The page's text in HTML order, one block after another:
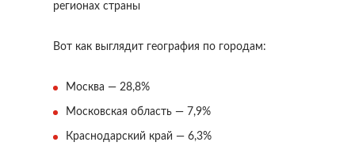
регионах страны
Вот как выглядит география по городам:
Москва — 28,8%
Московская область — 7,9%
Краснодарский край — 6,3%